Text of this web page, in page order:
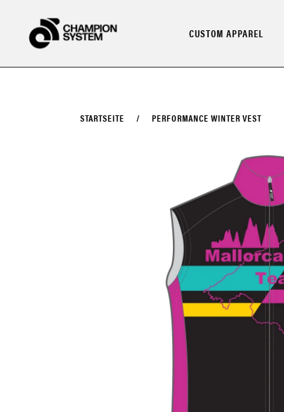
CUSTOM APPAREL
STARTSEITE / PERFORMANCE WINTER VEST